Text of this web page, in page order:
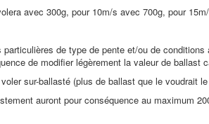
avec 300g, pour 10m/s avec 700g, pour
particulières de type de pente et/ou de
de modifier légèrement la valeur de ballast
sur-ballasté (plus de ballast que le voudrait
auront pour conséquence au maximum